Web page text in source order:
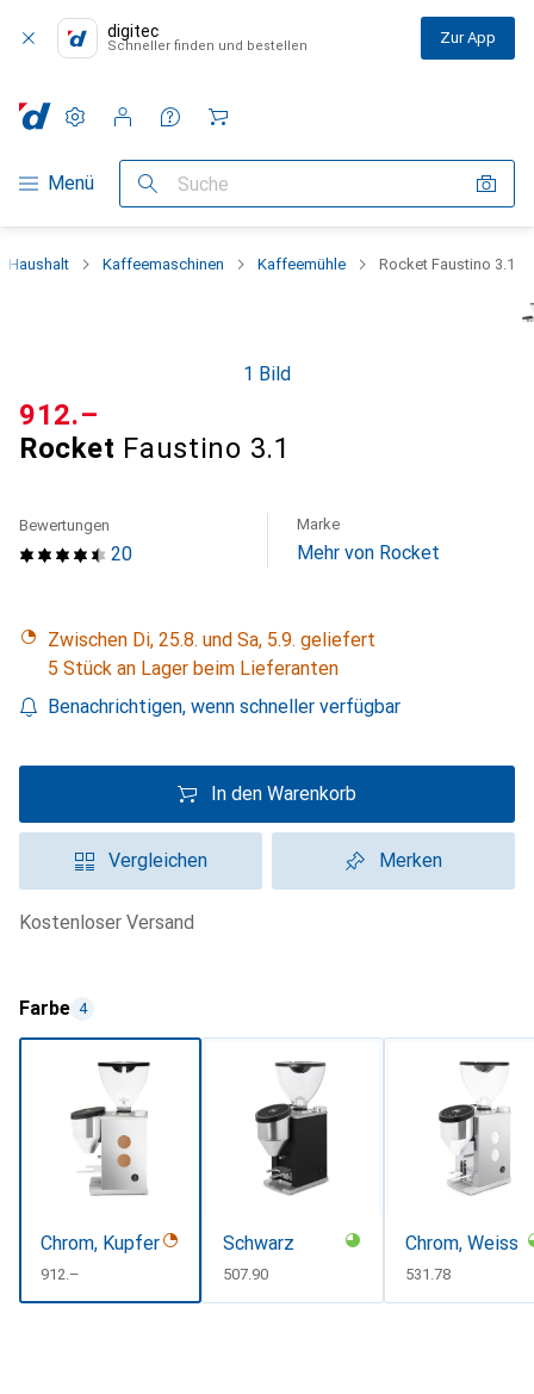
digitec
Schneller finden und bestellen Zur App
Navigation nach Kategorien
Menü Suche
Einstellungen
Kundenkonto
Vergleichslisten
Merklisten
Warenkorb
Haushalt Kaffeemaschinen Kaffeemühle Rocket Faustino 3.1
1 Bild
Rocket Faustino 3.1
CHF
912.–
20
Bewertungen Marke
Mehr von Rocket
Zwischen Di, 25.8. und Sa, 5.9. geliefert
5 Stück an Lager beim Lieferanten
Benachrichtigen, wenn schneller verfügbar
In den Warenkorb
Vergleichen Merken
kostenloser Versand
Farbe 4
Chrom, Kupfer
CHF
912.–
Schwarz
CHF
507.90
Chrom, Weiss
CHF
531.78